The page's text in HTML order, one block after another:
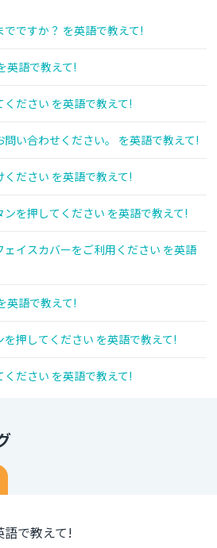
ですか？ を英語で教えて!
英語で教えて!
ださい を英語で教えて!
い合わせください。 を英語で教えて!
ださい を英語で教えて!
を押してください を英語で教えて!
イスカバーをご利用ください を英語
英語で教えて!
押してください を英語で教えて!
ださい を英語で教えて!
語で教えて!